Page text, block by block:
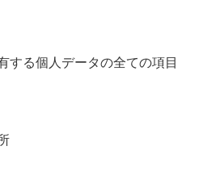
する個人データの全ての項目